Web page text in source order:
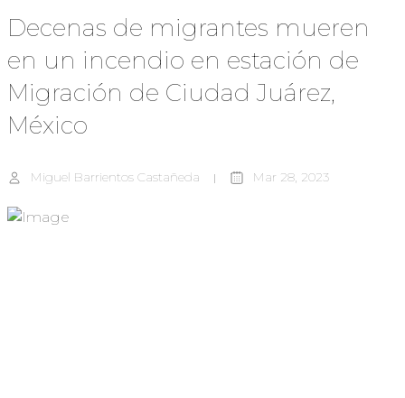
Decenas de migrantes mueren
en un incendio en estación de
Migración de Ciudad Juárez,
México
Miguel Barrientos Castañeda Mar 28, 2023